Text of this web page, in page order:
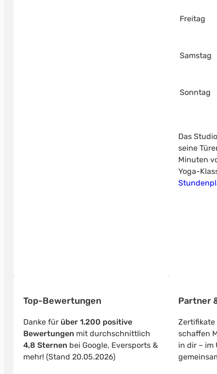
Freitag
Samstag
Sonntag
Das
seine
Minuten
Yoga-
Top-Bewertungen
Danke für über 1.200 positive
Bewertungen mit durchschnittlich
4,8 Sternen bei Google, Eversports &
mehr! (Stand 20.05.2026)
Partner
Zertifikate
schaffen
in dir – im